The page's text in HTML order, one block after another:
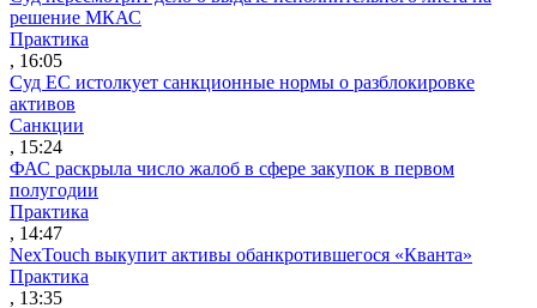
решение МКАС
Практика
, 16:05
Суд ЕС истолкует санкционные нормы о разблокировке
активов
Санкции
, 15:24
ФАС раскрыла число жалоб в сфере закупок в первом
полугодии
Практика
, 14:47
NexTouch выкупит активы обанкротившегося «Кванта»
Практика
, 13:35